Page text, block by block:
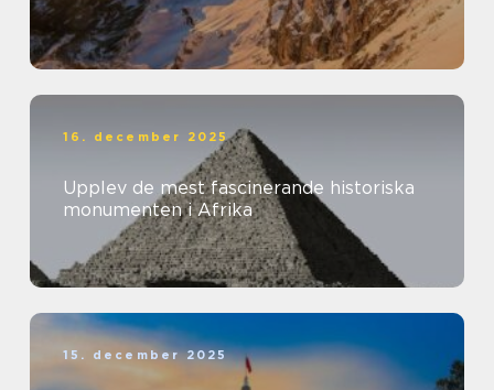
16. december 2025
Upplev de mest fascinerande historiska
monumenten i Afrika
15. december 2025